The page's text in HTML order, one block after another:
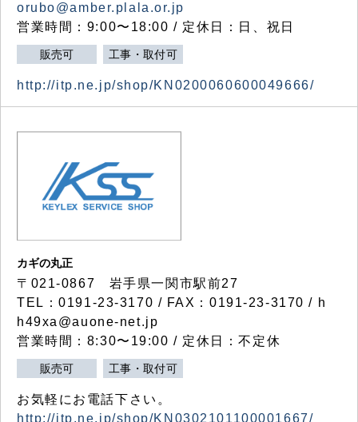
orubo@amber.plala.or.jp
営業時間：9:00〜18:00 / 定休日：日、祝日
販売可 工事・取付可
http://itp.ne.jp/shop/KN0200060600049666/
カギの丸正
〒021-0867 岩手県一関市駅前27
TEL：0191-23-3170 / FAX：0191-23-3170 / h
h49xa@auone-net.jp
営業時間：8:30〜19:00 / 定休日：不定休
販売可 工事・取付可
お気軽にお電話下さい。
http://itp.ne.jp/shop/KN0302101100001667/